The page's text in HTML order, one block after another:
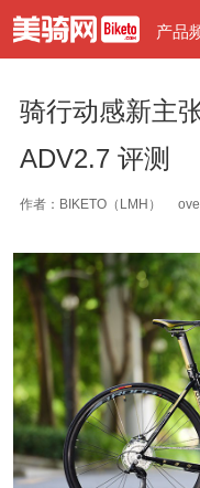
产品
骑行动感新主
ADV2.7 评测
作者：BIKETO（LMH）